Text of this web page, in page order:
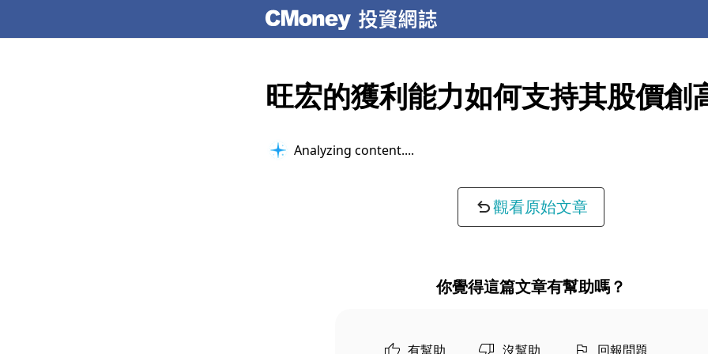
旺宏的獲利能力如何支持其股價創
Connecting knowledge...
觀看原始文章
你覺得這篇文章有幫助嗎？
有幫助 沒幫助 回報問題